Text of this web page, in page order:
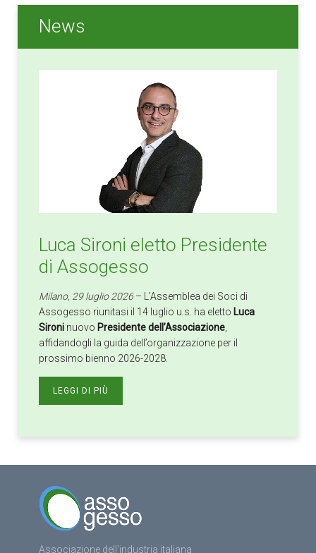
News
Luca Sironi eletto Presidente
di Assogesso
Milano, 29 luglio 2026– L’Assemblea dei Soci di
Assogesso riunitasi il 14 luglio u.s. ha eletto Luca
Sironi nuovo Presidente dell’Associazione
affidandogli la guida dell’organizzazione per il
prossimo bienno 2026-2028.
LEGGI DI PIÙ
Associazione dell’industria italiana